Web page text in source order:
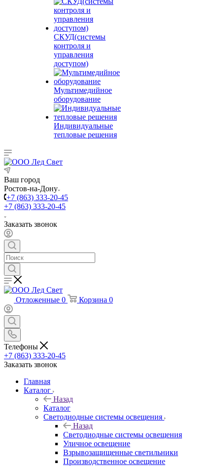
СКУД(системы
контроля и
управления
доступом)
Мультимедийное
оборудование
Индивидуальные
тепловые решения
Ваш город
Ростов-на-Дону
+7 (863) 333-20-45
+7 (863) 333-20-45
Заказать звонок
Отложенные 0 Корзина 0
Телефоны
+7 (863) 333-20-45
Заказать звонок
Главная
Каталог
Назад
Каталог
Светодиодные системы освещения
Назад
Светодиодные системы освещения
Уличное освещение
Взрывозащищенные светильники
Производственное освещение